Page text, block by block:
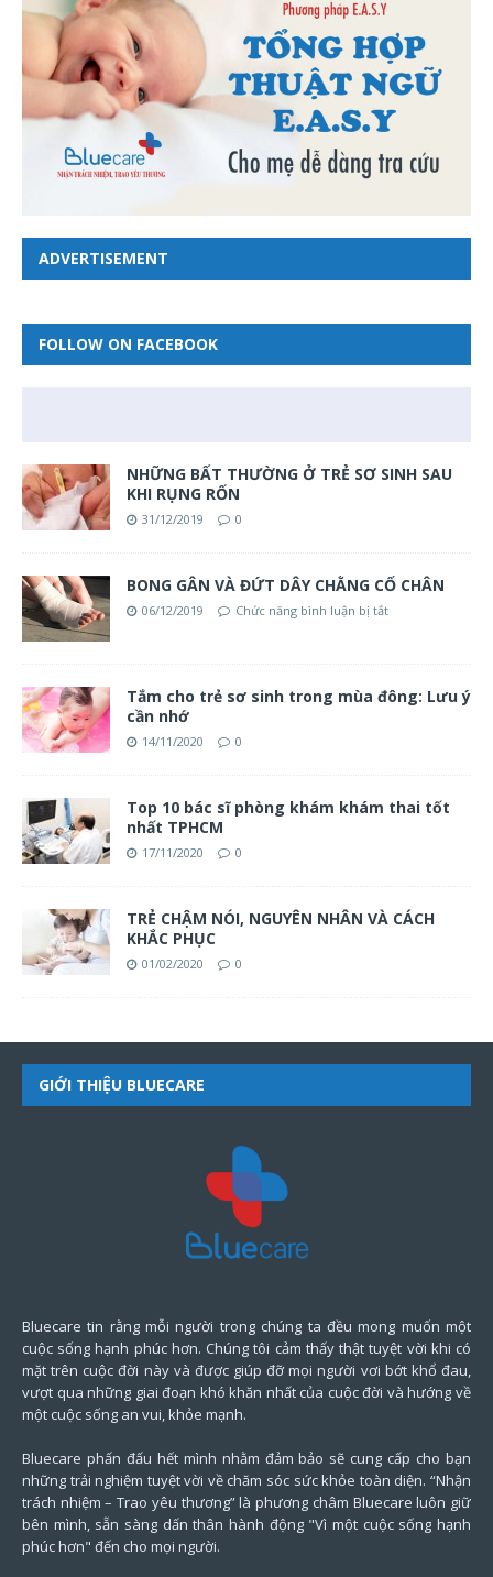
ADVERTISEMENT
FOLLOW ON FACEBOOK
NHỮNG BẤT THƯỜNG Ở TRẺ SƠ SINH SAU
KHI RỤNG RỐN
31/12/2019 0
BONG GÂN VÀ ĐỨT DÂY CHẰNG CỔ CHÂN
06/12/2019 Chức năng bình luận bị tắt
Tắm cho trẻ sơ sinh trong mùa đông: Lưu ý
cần nhớ
14/11/2020 0
Top 10 bác sĩ phòng khám khám thai tốt
nhất TPHCM
17/11/2020 0
TRẺ CHẬM NÓI, NGUYÊN NHÂN VÀ CÁCH
KHẮC PHỤC
01/02/2020 0
GIỚI THIỆU BLUECARE
Bluecare tin rằng mỗi người trong chúng ta đều mong muốn một
cuộc sống hạnh phúc hơn. Chúng tôi cảm thấy thật tuyệt vời khi có
mặt trên cuộc đời này và được giúp đỡ mọi người vơi bớt khổ đau,
vượt qua những giai đoạn khó khăn nhất của cuộc đời và hướng về
một cuộc sống an vui, khỏe mạnh.
Bluecare phấn đấu hết mình nhằm đảm bảo sẽ cung cấp cho bạn
những trải nghiệm tuyệt vời về chăm sóc sức khỏe toàn diện. “Nhận
trách nhiệm – Trao yêu thương” là phương châm Bluecare luôn giữ
bên mình, sẵn sàng dấn thân hành động "Vì một cuộc sống hạnh
phúc hơn" đến cho mọi người.